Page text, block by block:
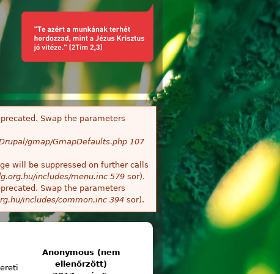
Swap the parameters
gmap/GmapDefaults.php 107
will be suppressed on further calls
includes/menu.inc 579 sor).
Swap the parameters
includes/common.inc 394 sor).
Anonymous (nem
ellenőrzött)